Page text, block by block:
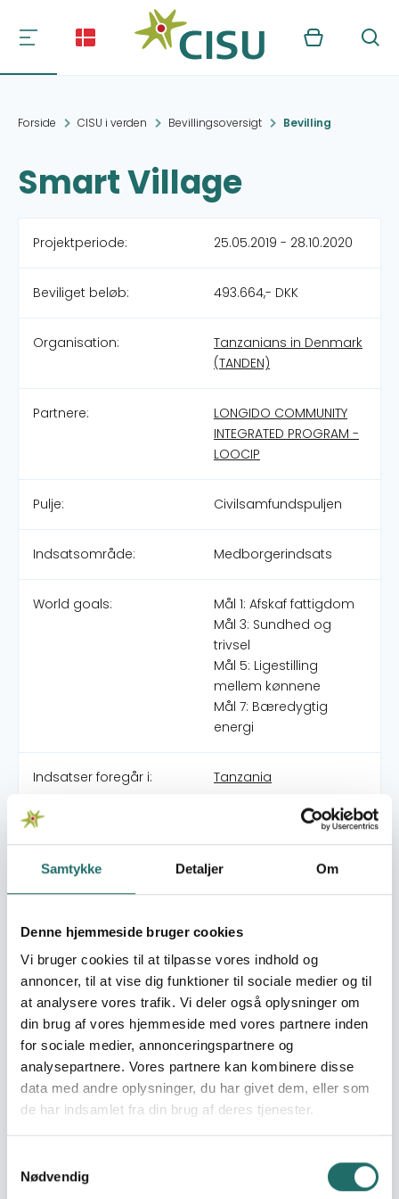
Samtykke Detaljer Om
Denne hjemmeside bruger cookies
Vi bruger cookies til at tilpasse vores indhold og
annoncer, til at vise dig funktioner til sociale medier og til
at analysere vores trafik. Vi deler også oplysninger om
din brug af vores hjemmeside med vores partnere inden
for sociale medier, annonceringspartnere og
analysepartnere. Vores partnere kan kombinere disse
data med andre oplysninger, du har givet dem, eller som
de har indsamlet fra din brug af deres tjenester.
Nødvendig
Kurv Søg
Forside CISU i verden Bevillingsoversigt Bevilling
Smart Village
Projektperiode: 25.05.2019 - 28.10.2020
Beviliget beløb: 493.664,- DKK
Organisation:
Tanzanians in Denmark
(TANDEN)
Partnere:
LONGIDO COMMUNITY
INTEGRATED PROGRAM -
LOOCIP
Pulje: Civilsamfundspuljen
Indsatsområde: Medborgerindsats
World goals:
Mål 1: Afskaf fattigdom
Mål 3: Sundhed og
trivsel
Mål 5: Ligestilling
mellem kønnene
Mål 7: Bæredygtig
energi
Indsatser foregår i: Tanzania
Overordnede mål
drive indsatser, der kan bidrage til større
sammenhængskraft på tværs af køn og status og
Umiddelbare mål
Det er målet at etablere aktiviteter, der kan skabe
fortalervirksomhed blandt projektets involveret
kvindegrupper, således at de opnår kompetencer, der
kan bidrage til større ligestilling og bæredygtig udvikling i
deres lokalsamfund.
Målgrupper
Den primære målgruppe er de ca. 70 kvinder i mellem
ca. 20 til 40 år, der er bredt repræsenteret i maasai-
stammerne omkring Longido-distriktet. Den sekundære
målgruppe er alle dem, der skal være med til at fylde